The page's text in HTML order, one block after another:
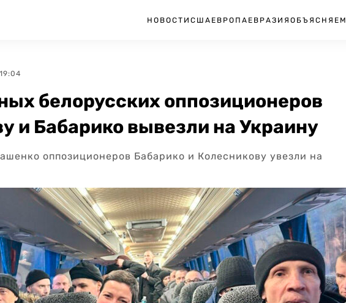
НОВОСТИ США ЕВРОПА ЕВРАЗИЯ ОБЪЯСНЯЕМ
белорусских оппозиционеров
и Бабарико вывезли на Украину
оппозиционеров Бабарико и Колесникову увезли на